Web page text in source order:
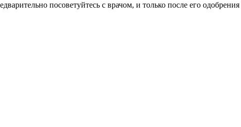
посоветуйтесь с врачом, и только после его